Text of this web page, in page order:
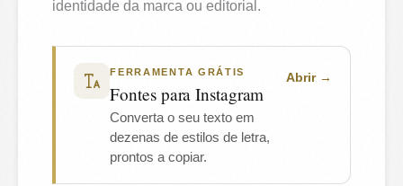
identidade da marca ou editorial.
FERRAMENTA GRÁTIS
Fontes para Instagram
Converta o seu texto em
dezenas de estilos de letra,
prontos a copiar.
Abrir